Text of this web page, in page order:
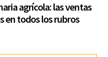
agrícola: las ventas
en todos los rubros